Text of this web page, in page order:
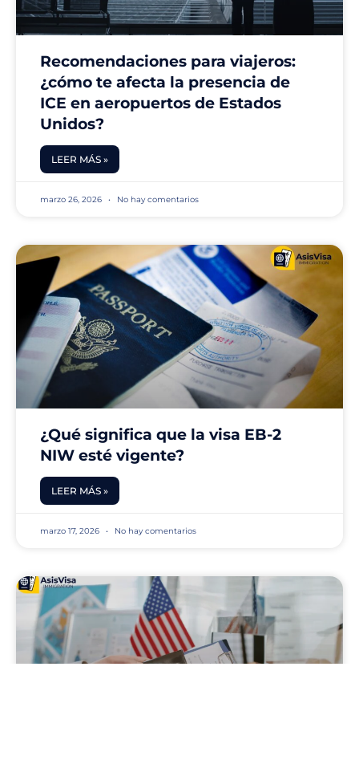
Recomendaciones para viajeros:
¿cómo te afecta la presencia de
ICE en aeropuertos de Estados
Unidos?
LEER MÁS »
marzo 26, 2026 No hay comentarios
¿Qué significa que la visa EB-2
NIW esté vigente?
LEER MÁS »
marzo 17, 2026 No hay comentarios